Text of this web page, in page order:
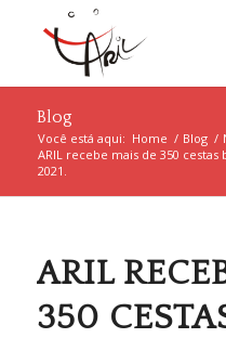
Blog
Você está aqui: Home / Blog /
ARIL recebe mais de 350
2021.
ARIL
350